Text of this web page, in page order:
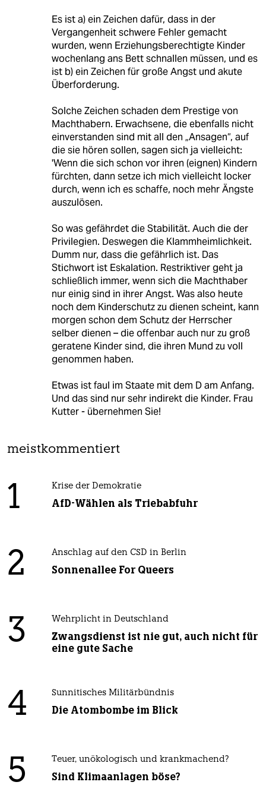
Es ist a) ein Zeichen dafür, dass in der
Vergangenheit schwere Fehler gemacht
wurden, wenn Erziehungsberechtigte Kinder
wochenlang ans Bett schnallen müssen, und es
ist b) ein Zeichen für große Angst und akute
Überforderung.
Solche Zeichen schaden dem Prestige von
Machthabern. Erwachsene, die ebenfalls nicht
einverstanden sind mit all den „Ansagen“, auf
die sie hören sollen, sagen sich ja vielleicht:
'Wenn die sich schon vor ihren (eignen) Kindern
fürchten, dann setze ich mich vielleicht locker
durch, wenn ich es schaffe, noch mehr Ängste
auszulösen.
So was gefährdet die Stabilität. Auch die der
Privilegien. Deswegen die Klammheimlichkeit.
Dumm nur, dass die gefährlich ist. Das
Stichwort ist Eskalation. Restriktiver geht ja
schließlich immer, wenn sich die Machthaber
nur einig sind in ihrer Angst. Was also heute
noch dem Kinderschutz zu dienen scheint, kann
morgen schon dem Schutz der Herrscher
selber dienen – die offenbar auch nur zu groß
geratene Kinder sind, die ihren Mund zu voll
genommen haben.
Etwas ist faul im Staate mit dem D am Anfang.
Und das sind nur sehr indirekt die Kinder. Frau
Kutter - übernehmen Sie!
meistkommentiert
1 Krise der Demokratie
AfD-Wählen als Triebabfuhr
2 Anschlag auf den CSD in Berlin
Sonnenallee For Queers
3 Wehrplicht in Deutschland
Zwangsdienst ist nie gut, auch nicht für
eine gute Sache
4 Sunnitisches Militärbündnis
Die Atombombe im Blick
5 Teuer, unökologisch und krankmachend?
Sind Klimaanlagen böse?